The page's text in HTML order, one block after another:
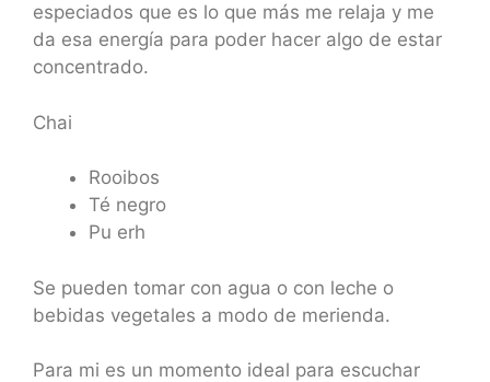
especiados que es lo que más me relaja y me
da esa energía para poder hacer algo de estar
concentrado.
Chai
Rooibos
Té negro
Pu erh
Se pueden tomar con agua o con leche o
bebidas vegetales a modo de merienda.
Para mi es un momento ideal para escuchar